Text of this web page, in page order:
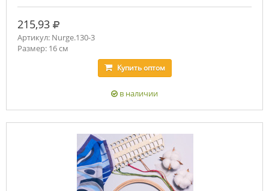
215,93 руб.
Артикул: Nurge.130-3
Размер: 16 см
Купитьоптом
в наличии